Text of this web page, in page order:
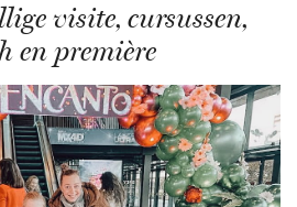
visite, cursussen,
en première